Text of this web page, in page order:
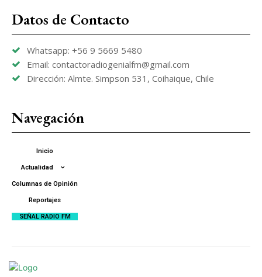
Datos de Contacto
Whatsapp: +56 9 5669 5480
Email: contactoradiogenialfm@gmail.com
Dirección: Almte. Simpson 531, Coihaique, Chile
Navegación
Inicio
Actualidad
Columnas de Opinión
Reportajes
SEÑAL RADIO FM